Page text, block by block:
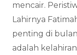
mencair.
Lahirnya
penting di
adalah